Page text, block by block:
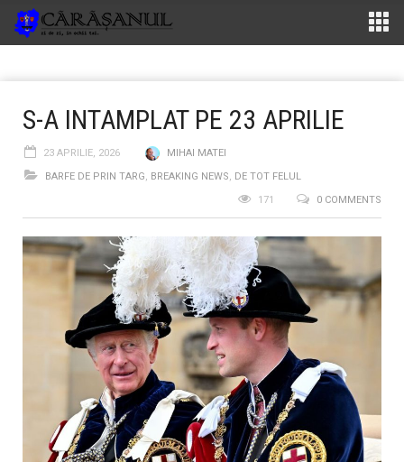
S-A INTAMPLAT PE 23 APRILIE
23 APRILIE, 2026
MIHAI MATEI
BARFE DE PRIN TARG, BREAKING NEWS, DE TOT FELUL
0 COMMENTS
171